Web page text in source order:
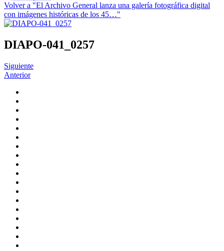
Volver a "El Archivo General lanza una galería fotográfica digital
con imágenes históricas de los 45…"
DIAPO-041_0257
Siguiente
Anterior